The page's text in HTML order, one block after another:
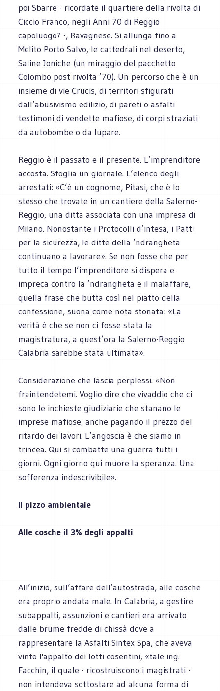
poi Sbarre - ricordate il quartiere della rivolta di
Ciccio Franco, negli Anni 70 di Reggio
capoluogo? -, Ravagnese. Si allunga fino a
Melito Porto Salvo, le cattedrali nel deserto,
Saline Joniche (un miraggio del pacchetto
Colombo post rivolta ’70). Un percorso che è un
insieme di vie Crucis, di territori sfigurati
dall’abusivismo edilizio, di pareti o asfalti
testimoni di vendette mafiose, di corpi straziati
da autobombe o da lupare.
Reggio è il passato e il presente. L’imprenditore
accosta. Sfoglia un giornale. L’elenco degli
arrestati: «C’è un cognome, Pitasi, che è lo
stesso che trovate in un cantiere della Salerno-
Reggio, una ditta associata con una impresa di
Milano. Nonostante i Protocolli d’intesa, i Patti
per la sicurezza, le ditte della ’ndrangheta
continuano a lavorare». Se non fosse che per
tutto il tempo l’imprenditore si dispera e
impreca contro la ’ndrangheta e il malaffare,
quella frase che butta così nel piatto della
confessione, suona come nota stonata: «La
verità è che se non ci fosse stata la
magistratura, a quest’ora la Salerno-Reggio
Calabria sarebbe stata ultimata».
Considerazione che lascia perplessi. «Non
fraintendetemi. Voglio dire che vivaddio che ci
sono le inchieste giudiziarie che stanano le
imprese mafiose, anche pagando il prezzo del
ritardo dei lavori. L’angoscia è che siamo in
trincea. Qui si combatte una guerra tutti i
giorni. Ogni giorno qui muore la speranza. Una
sofferenza indescrivibile».
Il pizzo ambientale
Alle cosche il 3% degli appalti
All’inizio, sull’affare dell’autostrada, alle cosche
era proprio andata male. In Calabria, a gestire
subappalti, assunzioni e cantieri era arrivato
dalle brume fredde di chissà dove a
rappresentare la Asfalti Sintex Spa, che aveva
vinto l'appalto dei lotti cosentini, «tale ing.
Facchin, il quale - ricostruiscono i magistrati -
non intendeva sottostare ad alcuna forma di